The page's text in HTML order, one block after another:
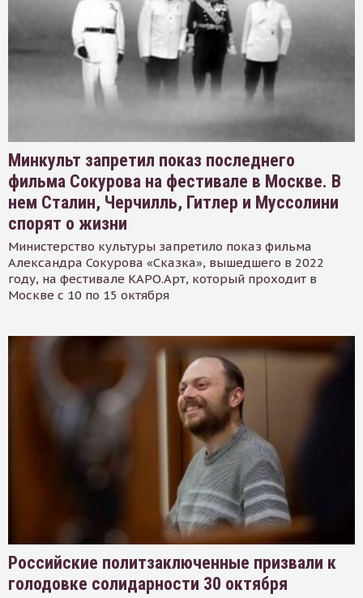
Минкульт запретил показ последнего
фильма Сокурова на фестивале в Москве. В
нем Сталин, Черчилль, Гитлер и Муссолини
спорят о жизни
Министерство культуры запретило показ фильма
Александра Сокурова «Сказка», вышедшего в 2022
году, на фестивале КАРО.Арт, который проходит в
Москве с 10 по 15 октября
Российские политзаключенные призвали к
голодовке солидарности 30 октября